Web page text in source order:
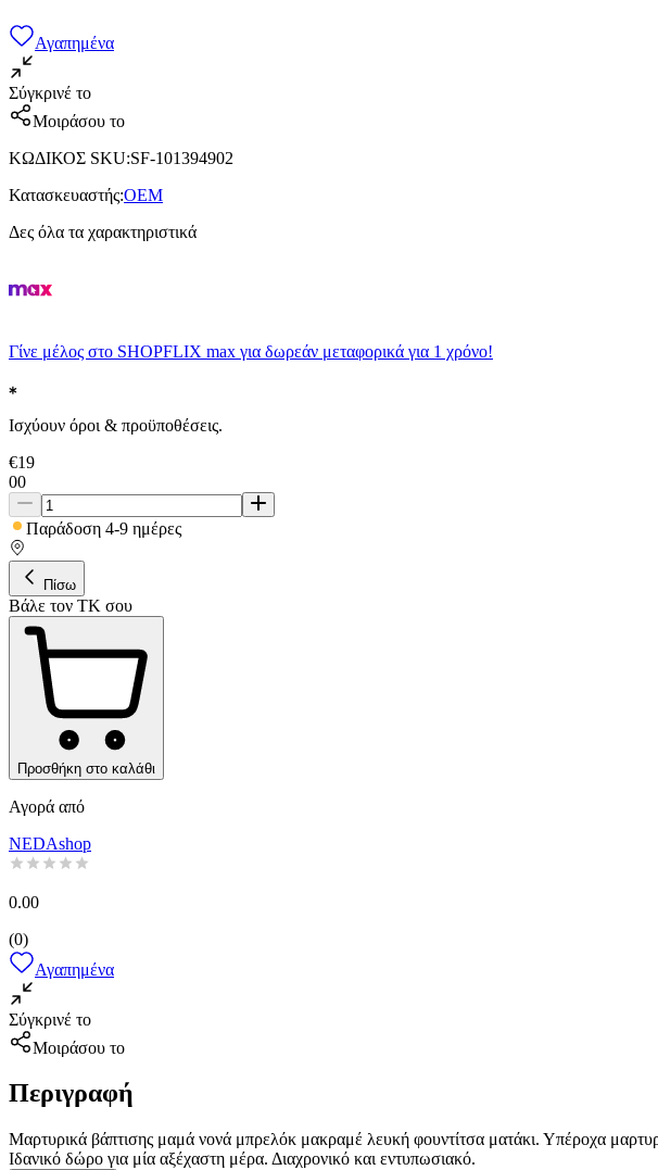
Αγαπημένα
Σύγκρινέ το
Μοιράσου το
ΚΩΔΙΚΟΣ SKU:SF-101394902
Κατασκευαστής:OEM
Δες όλα τα χαρακτηριστικά
Γίνε μέλος στο SHOPFLIX max για δωρεάν μεταφορικά για 1 χρόνο!
Ισχύουν όροι & προϋποθέσεις.
€19
00
Παράδοση 4-9 ημέρες
Πίσω
Βάλε τον ΤΚ σου
Προσθήκη στο καλάθι
Αγορά από
NEDAshop
0.00
(0)
Αγαπημένα
Σύγκρινέ το
Μοιράσου το
Περιγραφή
Μαρτυρικά βάπτισης μαμά νονά μπρελόκ μακραμέ λευκή φουντίτσα ματάκι. Υπέροχα
Ιδανικό δώρο για μία αξέχαστη μέρα. Διαχρονικό και εντυπωσιακό.